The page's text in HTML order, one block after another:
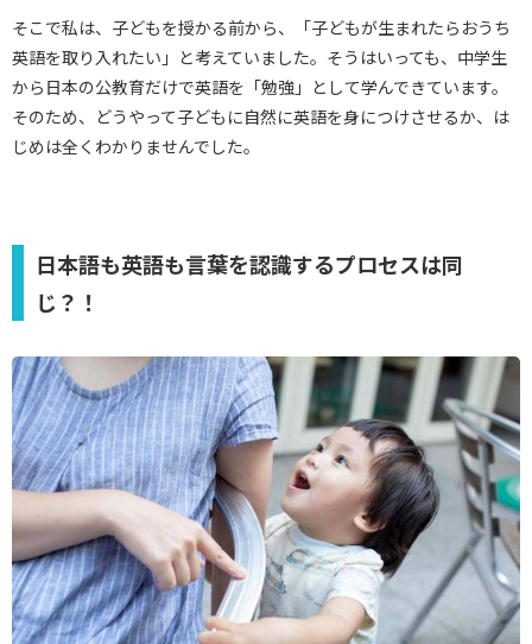
そこで私は、子どもを授かる前から、「子どもが生まれたらおうち
英語を取り入れたい」と考えていました。そうはいっても、中学生
から日本の公教育だけで英語を「勉強」として学んできています。
そのため、どうやって子どもに自然に英語を身につけさせるか、は
じめは全くわかりませんでした。
日本語も英語も言葉を認識するプロセスは同
じ？！